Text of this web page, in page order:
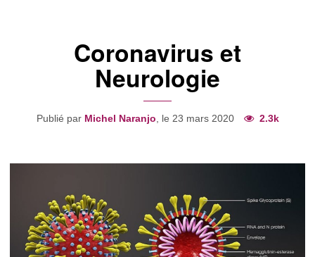
Coronavirus et
Neurologie
Publié par Michel Naranjo , le 23 mars 2020 2.3k